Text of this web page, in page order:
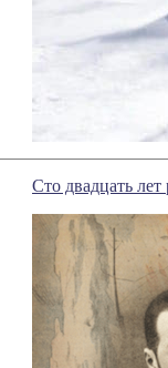
Сто двадцать